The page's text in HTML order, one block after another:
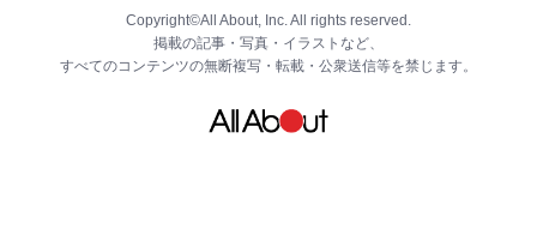
Copyright©All About, Inc. All rights reserved.
掲載の記事・写真・イラストなど、
すべてのコンテンツの無断複写・転載・公衆送信等を禁じます。